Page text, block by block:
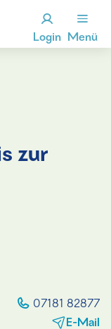
Login Menü
zur
07181 82877
E-Mail